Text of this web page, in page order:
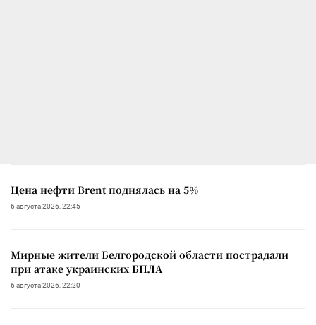
Цена нефти Brent поднялась на 5%
6 августа 2026, 22:45
Мирные жители Белгородской области пострадали
при атаке украинских БПЛА
6 августа 2026, 22:20